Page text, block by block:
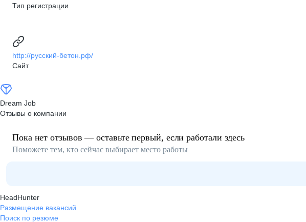
Тип регистрации
http://русский-бетон.рф/
Сайт
Dream Job
Отзывы о компании
Пока нет отзывов — оставьте первый, если работали здесь
Поможете тем, кто сейчас выбирает место работы
HeadHunter
Размещение вакансий
Поиск по резюме